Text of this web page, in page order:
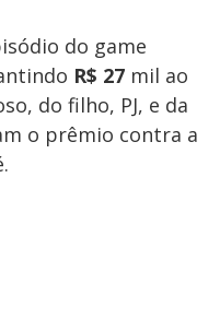
do game
R$ 27 mil ao
do filho, PJ, e da
o prêmio contra a